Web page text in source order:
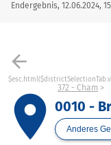
Endergebnis, 12.06.2024,
arrow_back
place
372 - Cham
0010 -
Anderes